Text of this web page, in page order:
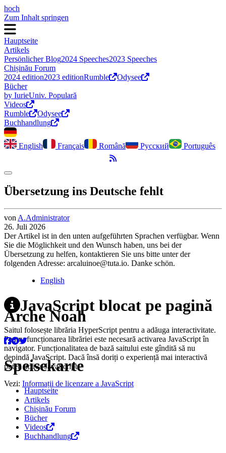
hoch
Zum Inhalt springen
Hauptseite
Artikels
Persönlicher Blog2024 Speeches2023 Speeches
Chișinău Forum
2024 edition2023 editionRumble
Odysee
Bücher
by IurieUniv. Populară
Videos
Rumble
Odysee
Buchhandlung
English Français Română Русский
Português
RSS-Feed
Dark Mode umschalten
Übersetzung ins Deutsche fehlt
von A.Administrator
26. Juli 2026
Der Artikel ist in den unten aufgeführten Sprachen verfügbar. Wenn
Sie die Möglichkeit und den Wunsch haben, uns bei der
Übersetzung zu helfen, kontaktieren Sie uns bitte unter der
folgenden Adresse: arcaluinoe@tuta.io. Danke schön.
English
JavaScript blocat pe pagină
Saitul folosește librăria HyperScript pentru a adăuga interactivitate.
Pentru funcționarea librăriei este necesară activarea JavaScript în
navigator. Funcționalitatea de bază saitului este gîndită să nu
depindă JavaScript. Dacă însă doriți o experiență mai interactivă
puteți activa JavaScript.
Vezi: Informații de licenzare a JavaScript
Arche Noah
Speisekarte
Hauptseite
Artikels
Chișinău Forum
Bücher
Videos
Buchhandlung